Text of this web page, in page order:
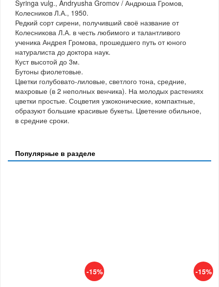
Syringa vulg., Andryusha Gromov / Андрюша Громов,
Колесников Л.А., 1950.
Редкий сорт сирени, получивший своё название от
Колесникова Л.А. в честь любимого и талантливого
ученика Андрея Громова, прошедшего путь от юного
натуралиста до доктора наук.
Куст высотой до 3м.
Бутоны фиолетовые.
Цветки голубовато-лиловые, светлого тона, средние,
махровые (в 2 неполных венчика). На молодых растениях
цветки простые. Соцветия узкоконические, компактные,
образуют большие красивые букеты. Цветение обильное,
в средние сроки.
Популярные в разделе
-15% -15%